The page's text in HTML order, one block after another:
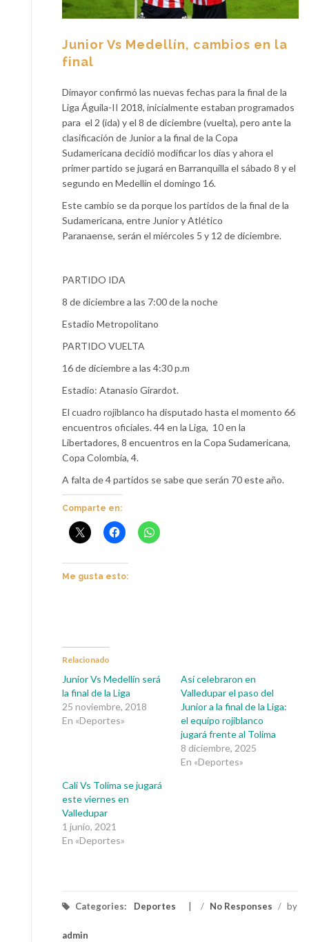
Junior Vs Medellín, cambios en la
final
Dimayor confirmó las nuevas fechas para la final de la
Liga Águila-II 2018, inicialmente estaban programados
para el 2 (ida) y el 8 de diciembre (vuelta), pero ante la
clasificación de Junior a la final de la Copa
Sudamericana decidió modificar los días y ahora el
primer partido se jugará en Barranquilla el sábado 8 y el
segundo en Medellín el domingo 16.
Este cambio se da porque los partidos de la final de la
Sudamericana, entre Junior y Atlético
Paranaense, serán el miércoles 5 y 12 de diciembre.
PARTIDO IDA
8 de diciembre a las 7:00 de la noche
Estadio Metropolitano
PARTIDO VUELTA
16 de diciembre a las 4:30 p.m
Estadio: Atanasio Girardot.
El cuadro rojiblanco ha disputado hasta el momento 66
encuentros oficiales. 44 en la Liga, 10 en la
Libertadores, 8 encuentros en la Copa Sudamericana,
Copa Colombia, 4.
A falta de 4 partidos se sabe que serán 70 este año.
Comparte en:
Me gusta esto:
Relacionado
Junior Vs Medellín será
la final de la Liga
25 noviembre, 2018
En «Deportes»
Así celebraron en
Valledupar el paso del
Junior a la final de la Liga:
el equipo rojiblanco
jugará frente al Tolima
8 diciembre, 2025
En «Deportes»
Cali Vs Tolima se jugará
este viernes en
Valledupar
1 junio, 2021
En «Deportes»
Categories: Deportes / No Responses / by
admin